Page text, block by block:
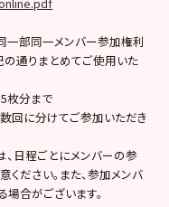
一部同一メンバー参加権利
通りまとめてご使用いた
枚分まで
回に分けてご参加いただき
、日程ごとにメンバーの参
ださい。また、参加メンバ
合がございます。